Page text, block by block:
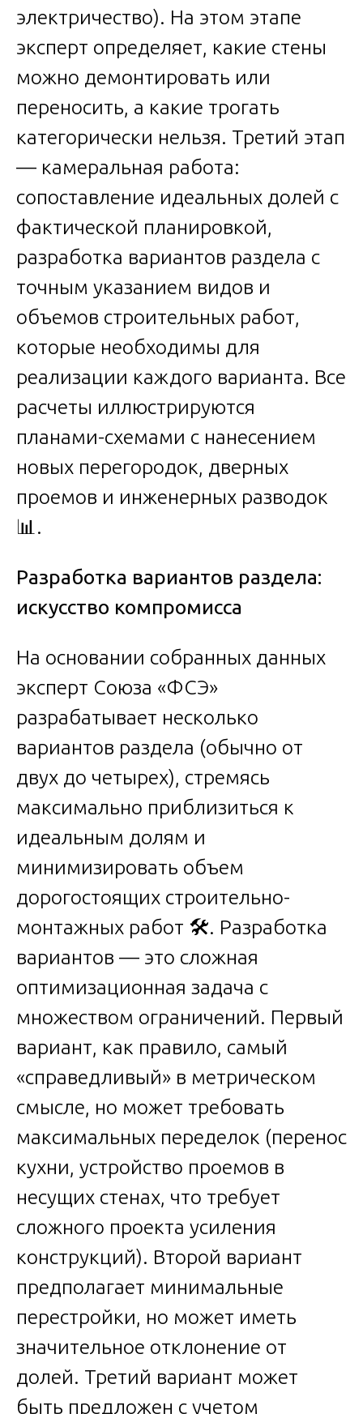
электричество). На этом этапе
эксперт определяет, какие стены
можно демонтировать или
переносить, а какие трогать
категорически нельзя. Третий этап
— камеральная работа:
сопоставление идеальных долей с
фактической планировкой,
разработка вариантов раздела с
точным указанием видов и
объемов строительных работ,
которые необходимы для
реализации каждого варианта. Все
расчеты иллюстрируются
планами-схемами с нанесением
новых перегородок, дверных
проемов и инженерных разводок
📊.
Разработка вариантов раздела:
искусство компромисса
На основании собранных данных
эксперт Союза «ФСЭ»
разрабатывает несколько
вариантов раздела (обычно от
двух до четырех), стремясь
максимально приблизиться к
идеальным долям и
минимизировать объем
дорогостоящих строительно-
монтажных работ 🛠️. Разработка
вариантов — это сложная
оптимизационная задача с
множеством ограничений. Первый
вариант, как правило, самый
«справедливый» в метрическом
смысле, но может требовать
максимальных переделок (перенос
кухни, устройство проемов в
несущих стенах, что требует
сложного проекта усиления
конструкций). Второй вариант
предполагает минимальные
перестройки, но может иметь
значительное отклонение от
долей. Третий вариант может
быть предложен с учетом